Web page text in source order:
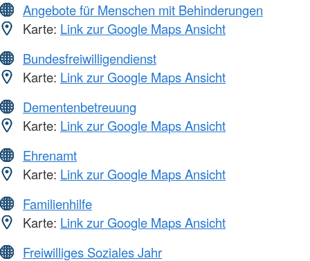
Angebote für Menschen mit Behinderungen
Karte: Link zur Google Maps Ansicht
Bundesfreiwilligendienst
Karte: Link zur Google Maps Ansicht
Dementenbetreuung
Karte: Link zur Google Maps Ansicht
Ehrenamt
Karte: Link zur Google Maps Ansicht
Familienhilfe
Karte: Link zur Google Maps Ansicht
Freiwilliges Soziales Jahr